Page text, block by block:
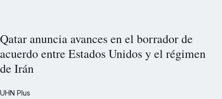
Qatar anuncia avances en el borrador de
acuerdo entre Estados Unidos y el régimen
de Irán
UHN Plus